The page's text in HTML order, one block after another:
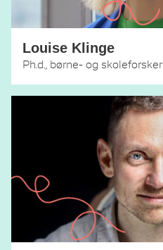
Louise Klinge
Ph.d., børne- og skoleforsker